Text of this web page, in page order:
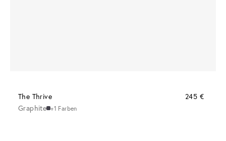
The Thrive
245 €
Graphite +1 Farben